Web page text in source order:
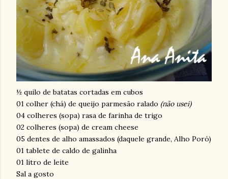
½ quilo de batatas cortadas em cubos
01 colher (chá) de queijo parmesão ralado (não usei)
04 colheres (sopa) rasa de farinha de trigo
02 colheres (sopa) de cream cheese
05 dentes de alho amassados (daquele grande, Alho Poró)
01 tablete de caldo de galinha
01 litro de leite
Sal a gosto